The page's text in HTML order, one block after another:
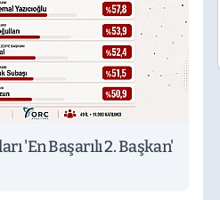
'En Başarılı 2. Başkan'